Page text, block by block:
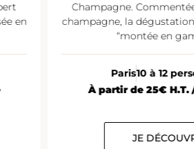
en
Champagne.
champagne, la
“montée en
Paris10 à 12
À partir de 25€ H.T.
JE